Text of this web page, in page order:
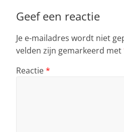
Geef een reactie
Je e-mailadres wordt niet
velden zijn gemarkeerd met
Reactie*